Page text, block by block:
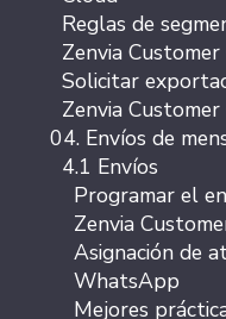
Reglas de
Zenvia
Solicitar
Zenvia
04. Envíos de
4.1 Envíos
Programar el
Zenvia
Asignación de
WhatsApp
Mejores